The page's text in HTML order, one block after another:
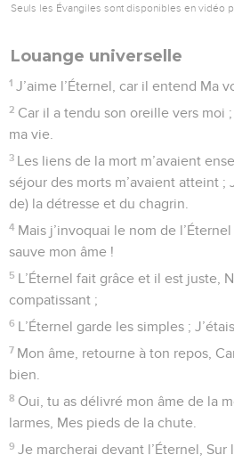
Seuls les Évangiles sont disponibles en vidéo
Louange universelle
1 J’aime l’Éternel, car il entend Ma
2 Car il a tendu son oreille vers moi
ma vie.
3 Les liens de la mort m’avaient
séjour des morts m’avaient atteint ;
de) la détresse et du chagrin.
4 Mais j’invoquai le nom de
sauve mon âme !
5 L’Éternel fait grâce et il est juste,
compatissant ;
6 L’Éternel garde les simples ;
7 Mon âme, retourne à ton repos,
bien.
8 Oui, tu as délivré mon âme de la
larmes, Mes pieds de la chute.
9 Je marcherai devant l’Éternel, Sur